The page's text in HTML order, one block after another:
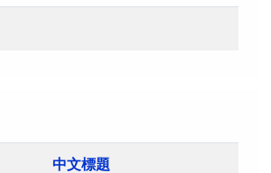
中文標題